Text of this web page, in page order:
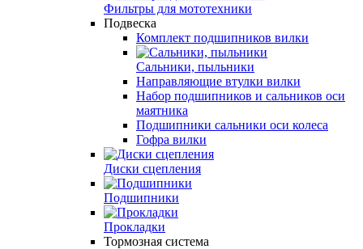
Фильтры для мототехники
Подвеска
Комплект подшипников вилки
Сальники, пыльники
Направляющие втулки вилки
Набор подшипников и сальников оси
маятника
Подшипники сальники оси колеса
Гофра вилки
Диски сцепления
Подшипники
Прокладки
Тормозная система